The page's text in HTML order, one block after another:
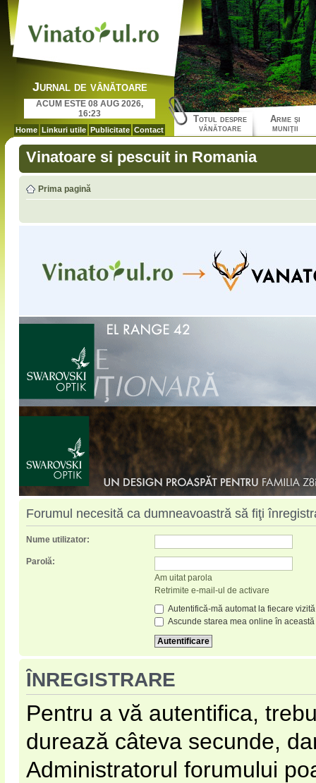
Jurnal de vânătoare
ACUM ESTE 08 AUG 2026,
16:23
Home Linkuri utile Publicitate Contact
Totul despre
vânătoare
Arme şi
muniţii
Vinatoare si pescuit in Romania
Prima pagină
Forumul necesită ca dumneavoastră să fiţi
Nume utilizator:
Parolă:
Am uitat parola
Retrimite e-mail-ul de activare
Autentifică-mă automat la fiecare vizită
Ascunde starea mea online în
ÎNREGISTRARE
Pentru a vă autentifica,
durează câteva secunde,
Administratorul forumului